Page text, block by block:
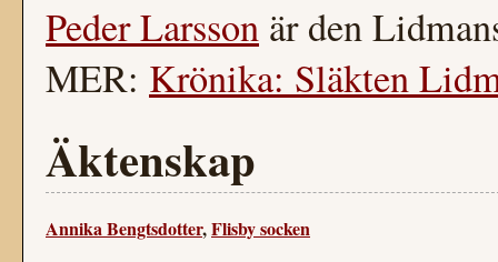
Peder Larsson är den
MER: Krönika: Släkten
Äktenskap
Annika Bengtsdotter,Flisby socken